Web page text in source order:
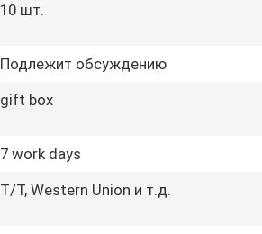
10 шт.
Подлежит обсуждению
gift box
7 work days
T/T, Western Union и т.д.